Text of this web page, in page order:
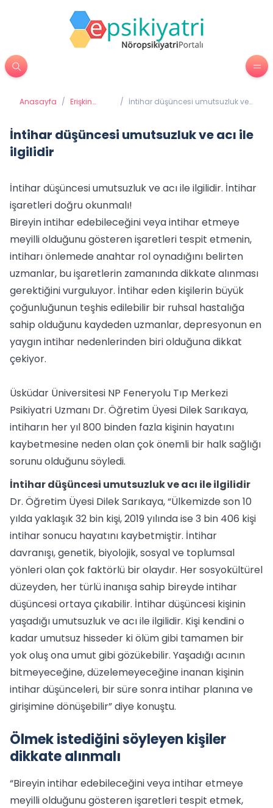
Anasayfa / Erişkin
/ İntihar düşüncesi umutsuzluk ve
İntihar düşüncesi umutsuzluk ve acı ile
ilgilidir
İntihar düşüncesi umutsuzluk ve acı ile ilgilidir. İntihar
işaretleri doğru okunmalı!
Bireyin intihar edebileceğini veya intihar etmeye
meyilli olduğunu gösteren işaretleri tespit etmenin,
intiharı önlemede anahtar rol oynadığını belirten
uzmanlar, bu işaretlerin zamanında dikkate alınması
gerektiğini vurguluyor. İntihar eden kişilerin büyük
çoğunluğunun teşhis edilebilir bir ruhsal hastalığa
sahip olduğunu kaydeden uzmanlar, depresyonun en
yaygın intihar nedenlerinden biri olduğuna dikkat
çekiyor.
Üsküdar Üniversitesi NP Feneryolu Tıp Merkezi
Psikiyatri Uzmanı Dr. Öğretim Üyesi Dilek Sarıkaya,
intiharın her yıl 800 binden fazla kişinin hayatını
kaybetmesine neden olan çok önemli bir halk sağlığı
sorunu olduğunu söyledi.
İntihar düşüncesi umutsuzluk ve acı ile ilgilidir
Dr. Öğretim Üyesi Dilek Sarıkaya, “Ülkemizde son 10
yılda yaklaşık 32 bin kişi, 2019 yılında ise 3 bin 406 kişi
intihar sonucu hayatını kaybetmiştir. İntihar
davranışı, genetik, biyolojik, sosyal ve toplumsal
yönleri olan çok faktörlü bir olaydır. Her sosyokültürel
düzeyden, her türlü inanışa sahip bireyde intihar
düşüncesi ortaya çıkabilir. İntihar düşüncesi kişinin
yaşadığı umutsuzluk ve acı ile ilgilidir. Kişi kendini o
kadar umutsuz hisseder ki ölüm gibi tamamen bir
yok oluş ona umut gibi gözükebilir. Yaşadığı acının
bitmeyeceğine, düzelemeyeceğine inanan kişinin
intihar düşünceleri, bir süre sonra intihar planına ve
girişimine dönüşebilir” diye konuştu.
Ölmek istediğini söyleyen kişiler
dikkate alınmalı
“Bireyin intihar edebileceğini veya intihar etmeye
meyilli olduğunu gösteren işaretleri tespit etmek,